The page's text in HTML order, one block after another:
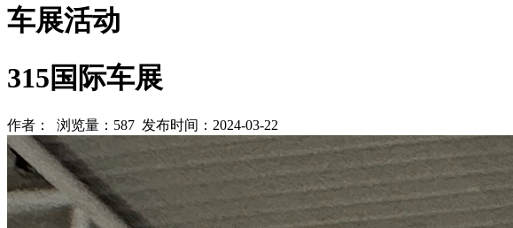
车展活动
315国际车展
作者： 浏览量：587 发布时间：2024-03-22